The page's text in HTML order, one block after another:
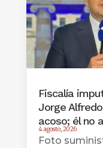
Fiscalía
Jorge
acoso; él no
4 agosto, 2026
Foto